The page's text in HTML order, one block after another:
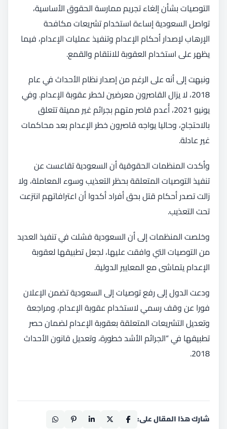
التوصيات بشأن إلغاء تجريم ممارسة الحقوق الأساسية،
تواصل السعودية إساءة استخدام تشريعات مكافحة
الإرهاب لإصدار أحكام الإعدام وتنفيذ عمليات الإعدام، فيما
يظهر على استخدام العقوبة للانتقام والقمع.
ونبهت إلى أنه على الرغم من إصدار نظام الأحداث في عام
2018، لا يزال القاصرون معرضين لخطر عقوبة الإعدام. وفي
يونيو 2021، أُعدم قاصر متهم بجرائم غير مميتة تتعلق
بالاحتجاج، وحاليا يواجه قاصرون خطر الإعدام بعد محاكمات
غير عادلة.
وأكدت المنظمات الحقوقية أن السعودية تقاعست عن
تنفيذ التوصيات المتعلقة بحظر التعذيب وسوء المعاملة، ولا
زالت تصدر أحكام قتل بحق أفراد أكدوا أن اعترافاتهم انتزعت
تحت التعذيب.
وخلصت المنظمات إلى أن السعودية فشلت في تنفيذ العديد
من التوصيات التي وافقت عليها، لجعل تطبيقها لعقوبة
الإعدام يتماشى مع المعايير الدولية.
ودعت الدول إلى رفع توصيات إلى السعودية تضمن الإعلان
فورا عن وقف رسمي لاستخدام عقوبة الإعدام، ومراجعة
وتعديل التشريعات المتعلقة بعقوبة الإعدام لضمان حصر
تطبيقها في “الجرائم الأشد خطورة، وتعديل قانون الأحداث
2018.
شارك هذا المقال على: